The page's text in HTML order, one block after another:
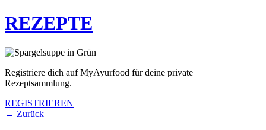
REZEPTE
Registriere dich auf MyAyurfood für deine private
Rezeptsammlung.
REGISTRIEREN
← Zurück